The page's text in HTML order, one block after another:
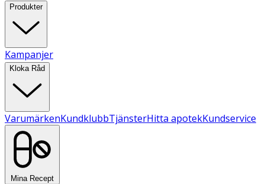
Produkter
Kampanjer
Kloka Råd
VarumärkenKundklubbTjänsterHitta apotekKundservice
Mina Recept